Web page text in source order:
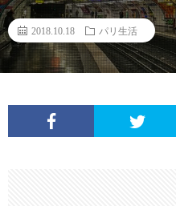
2018.10.18 パリ生活